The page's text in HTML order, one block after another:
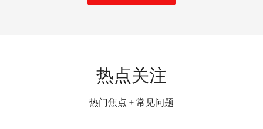
热点关注
热门焦点 + 常见问题